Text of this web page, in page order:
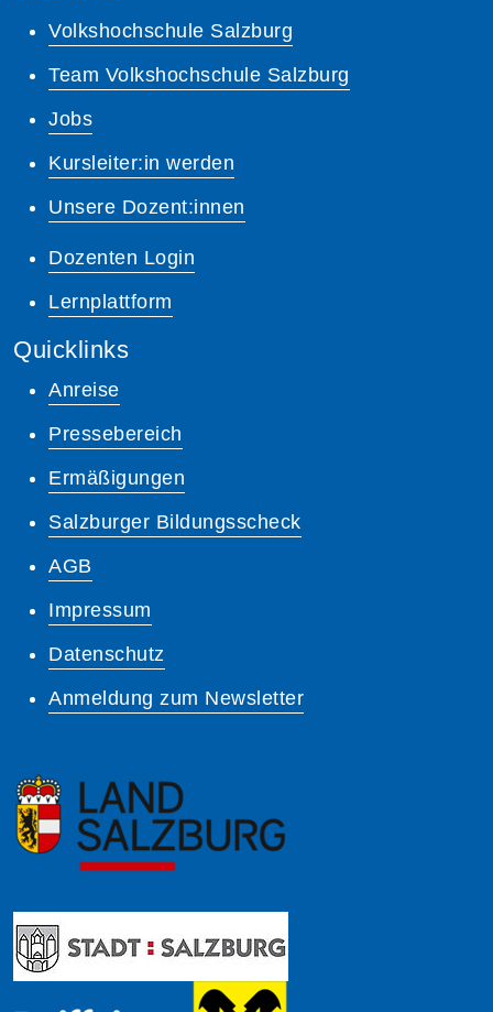
Volkshochschule Salzburg
Team Volkshochschule Salzburg
Jobs
Kursleiter:in werden
Unsere Dozent:innen
Dozenten Login
Lernplattform
Quicklinks
Anreise
Pressebereich
Ermäßigungen
Salzburger Bildungsscheck
AGB
Impressum
Datenschutz
Anmeldung zum Newsletter